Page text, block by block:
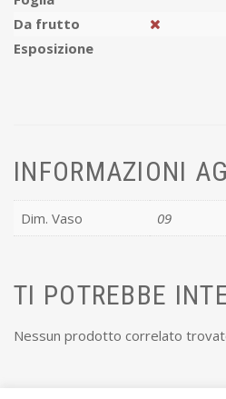
Da frutto
Esposizione
INFORMAZIONI
Dim. Vaso 09
TI POTREBBE
Nessun prodotto correlato